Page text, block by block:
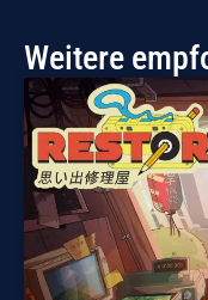
Weitere